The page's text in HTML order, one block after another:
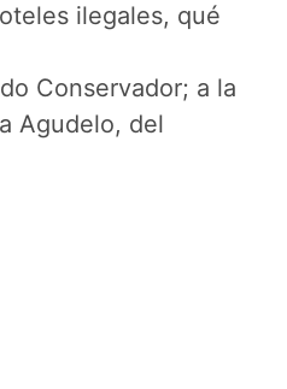
ilegales, qué
Conservador; a la
Agudelo, del